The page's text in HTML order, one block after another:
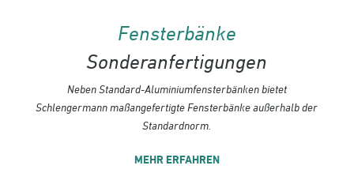
Fensterbänke
Sonderanfertigungen
Neben Standard-Aluminiumfensterbänken bietet
Schlengermann maßangefertigte Fensterbänke außerhalb der
Standardnorm.
MEHR ERFAHREN